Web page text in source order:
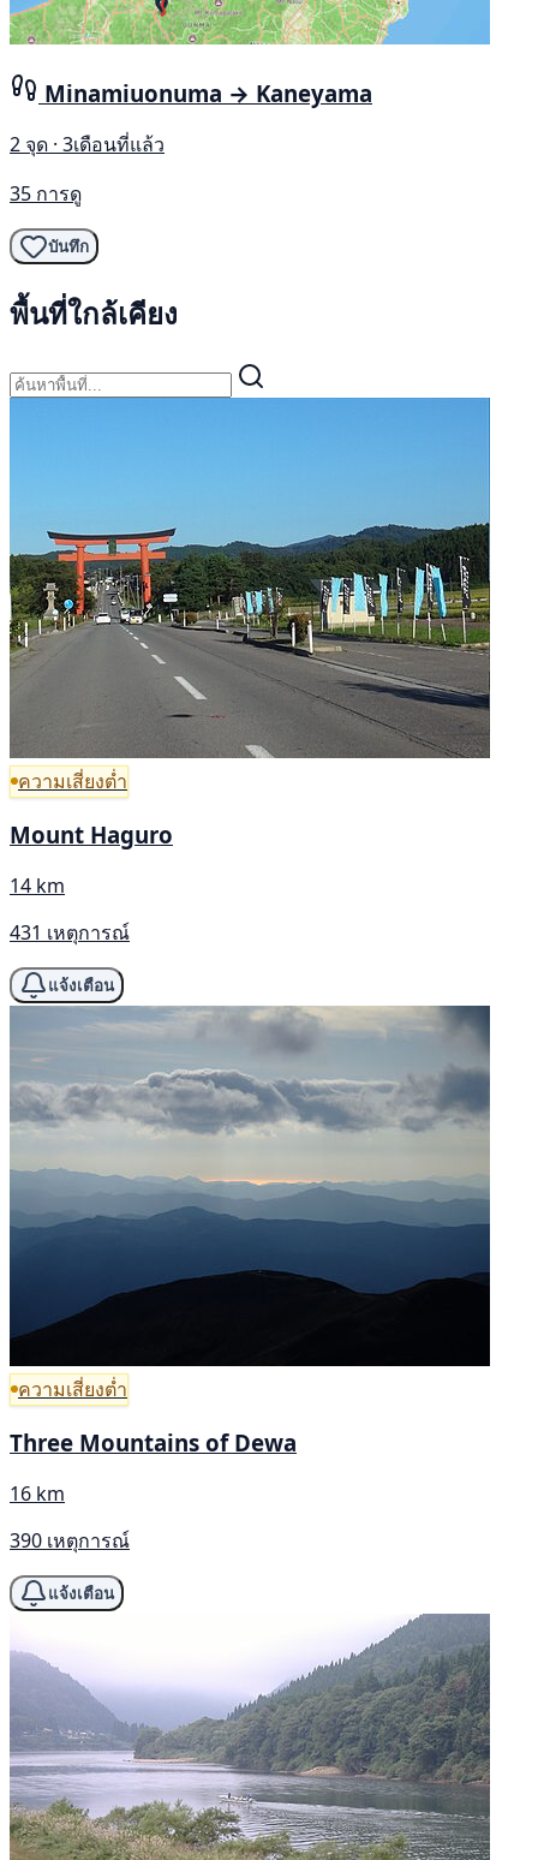
Minamiuonuma → Kaneyama
2 จุด · 3เดือนที่แล้ว
35 การดู
บันทึก
พื้นที่ใกล้เคียง
ความเสี่ยงต่ำ
Mount Haguro
14 km
431 เหตุการณ์
แจ้งเตือน
ความเสี่ยงต่ำ
Three Mountains of Dewa
16 km
390 เหตุการณ์
แจ้งเตือน